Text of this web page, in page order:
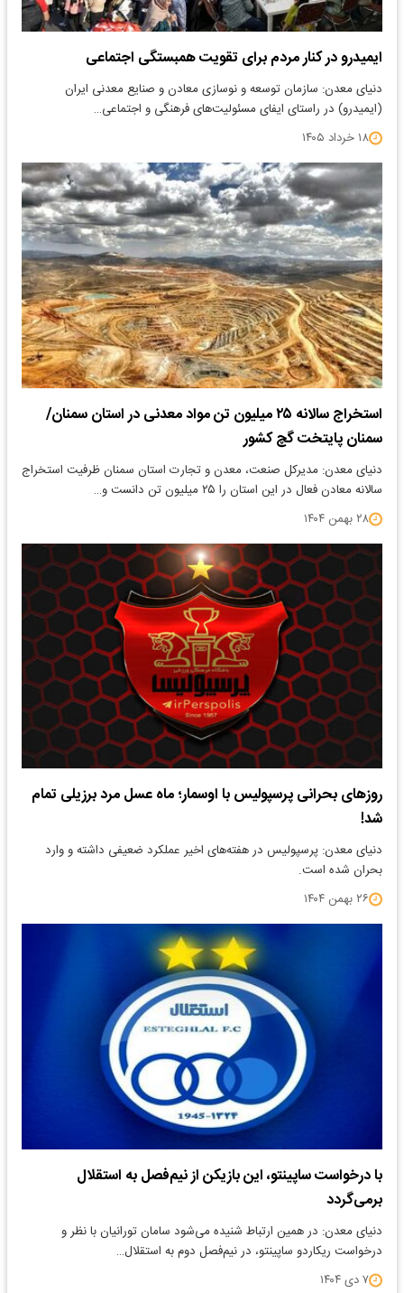
ایمیدرو در کنار مردم برای تقویت همبستگی اجتماعی
دنیای معدن: سازمان توسعه و نوسازی معادن و صنایع معدنی ایران
(ایمیدرو) در راستای ایفای مسئولیت‌های فرهنگی و اجتماعی…
۱۸ خرداد ۱۴۰۵
استخراج سالانه ۲۵ میلیون تن مواد معدنی در استان سمنان/
سمنان پایتخت گچ کشور
دنیای معدن: مدیرکل صنعت، معدن و تجارت استان سمنان ظرفیت استخراج
سالانه معادن فعال در این استان را ۲۵ میلیون تن دانست و…
۲۸ بهمن ۱۴۰۴
روزهای بحرانی پرسپولیس با اوسمار؛ ماه عسل مرد برزیلی تمام
شد!
دنیای معدن: پرسپولیس در هفته‌های اخیر عملکرد ضعیفی داشته و وارد
بحران شده است.
۲۶ بهمن ۱۴۰۴
با درخواست ساپینتو، این بازیکن از نیم‌فصل به استقلال
برمی‌گردد
دنیای معدن: در همین ارتباط شنیده می‌شود سامان تورانیان با نظر و
درخواست ریکاردو ساپینتو، در نیم‌فصل دوم به استقلال…
۷ دی ۱۴۰۴